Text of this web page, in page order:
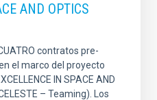
AND OPTICS
contratos pre-
el marco del proyecto
IN SPACE AND
– Teaming). Los